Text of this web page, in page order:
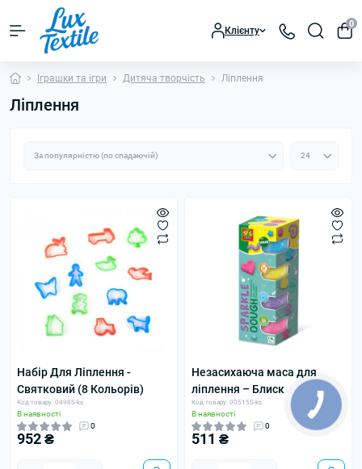
Клієнту
0
Іграшки та ігри Дитяча творчість Ліплення
Ліплення
Набір Для Ліплення -
Святковий (8 Кольорів)
Код товару: 0498S-ks
В наявності
0
952 ₴
Незасихаюча маса для
ліплення – Блиск
Код товару: 00515S-ks
В наявності
0
511 ₴